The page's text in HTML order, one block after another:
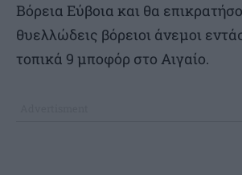
Βόρεια Εύβοια και θα
θυελλώδεις βόρειοι άνεμοι
τοπικά 9 μποφόρ στο Αιγαίο.